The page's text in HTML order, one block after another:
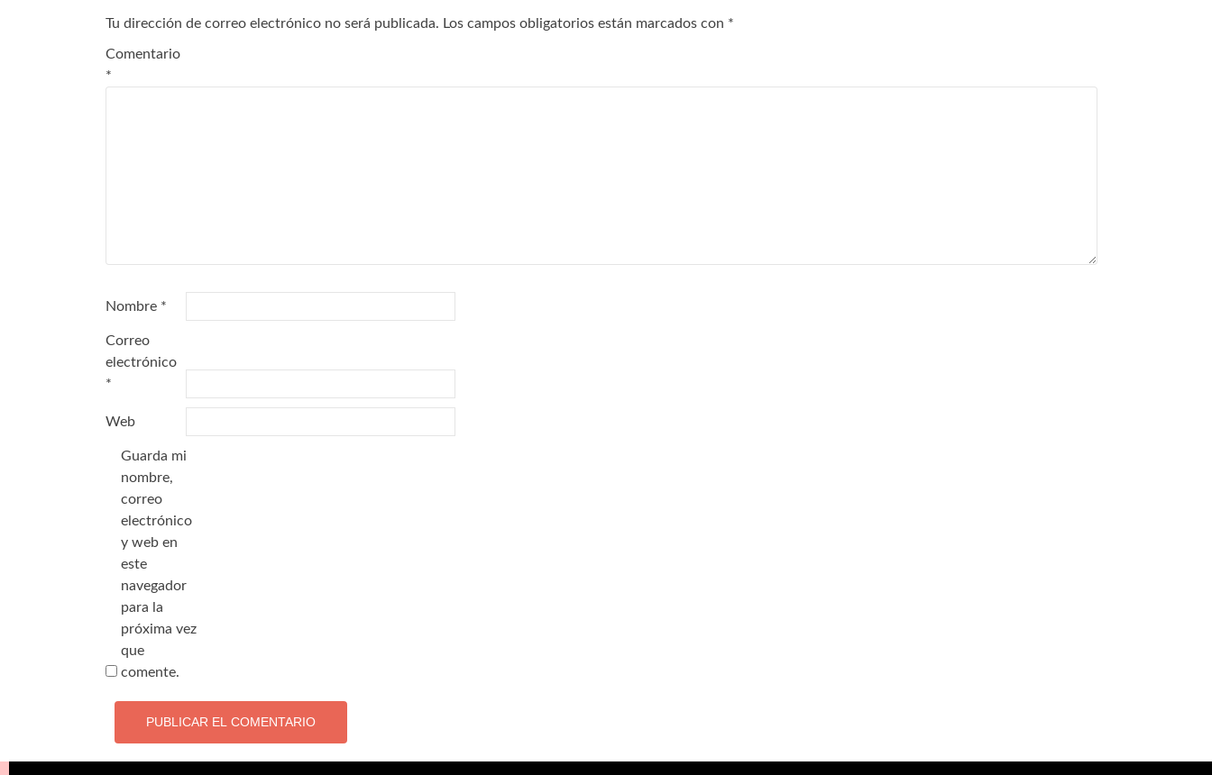
Tu dirección de correo electrónico no será publicada. Los campos obligatorios están marcados con *
Comentario
*
Nombre *
Correo
electrónico
*
Web
Guarda mi
nombre,
correo
electrónico
y web en
este
navegador
para la
próxima vez
que
comente.